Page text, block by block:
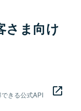
さま向け
きる公式API